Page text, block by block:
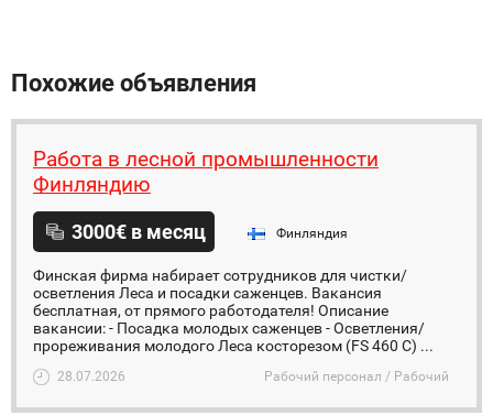
Похожие объявления
Работа в лесной промышленности
Финляндию
3000€ в месяц Финляндия
Финская фирма набирает сотрудников для чистки/
осветления Леса и посадки саженцев. Вакансия
бесплатная, от прямого работодателя! Описание
вакансии: - Посадка молодых саженцев - Осветления/
прореживания молодого Леса косторезом (FS 460 C) ...
28.07.2026 Рабочий персонал / Рабочий